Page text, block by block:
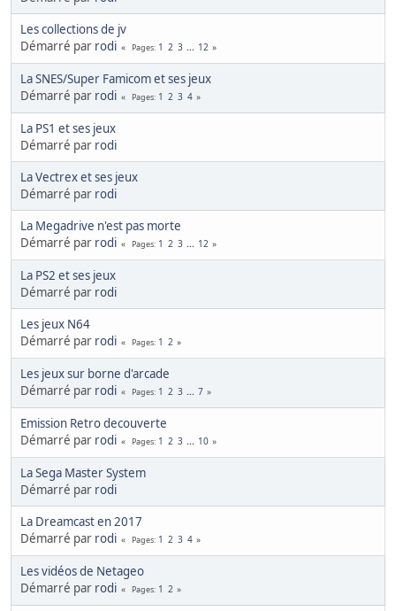
Les collections de jv
Démarré par rodi Pages 1 2 3 ... 12
La SNES/Super Famicom et ses jeux
Démarré par rodi Pages 1 2 3 4
La PS1 et ses jeux
Démarré par rodi
La Vectrex et ses jeux
Démarré par rodi
La Megadrive n'est pas morte
Démarré par rodi Pages 1 2 3 ... 12
La PS2 et ses jeux
Démarré par rodi
Les jeux N64
Démarré par rodi Pages 1 2
Les jeux sur borne d'arcade
Démarré par rodi Pages 1 2 3 ... 7
Emission Retro decouverte
Démarré par rodi Pages 1 2 3 ... 10
La Sega Master System
Démarré par rodi
La Dreamcast en 2017
Démarré par rodi Pages 1 2 3 4
Les vidéos de Netageo
Démarré par rodi Pages 1 2